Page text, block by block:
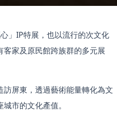
」IP特展，也以流行的次文化
家及原民館跨族群的多元展
屏東，透過藝術能量轉化為文
市的文化產值。